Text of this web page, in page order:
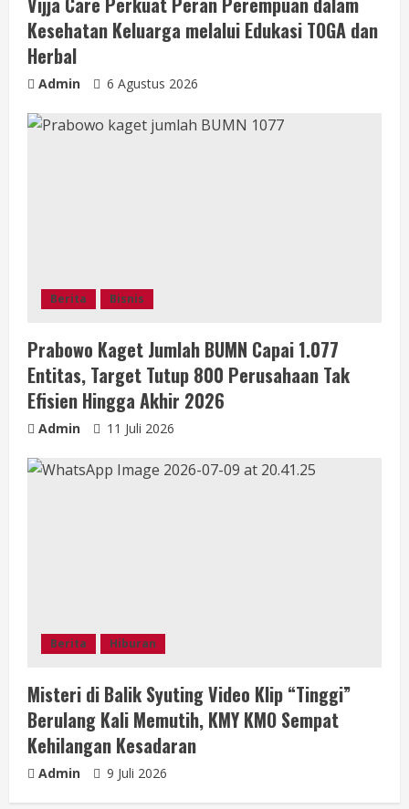
Kesehatan Keluarga melalui Edukasi TOGA dan
Herbal
Admin 6 Agustus 2026
Berita Bisnis
Prabowo Kaget Jumlah BUMN Capai 1.077
Entitas, Target Tutup 800 Perusahaan Tak
Efisien Hingga Akhir 2026
Admin 11 Juli 2026
Berita Hiburan
Misteri di Balik Syuting Video Klip “Tinggi”
Berulang Kali Memutih, KMY KMO Sempat
Kehilangan Kesadaran
Admin 9 Juli 2026